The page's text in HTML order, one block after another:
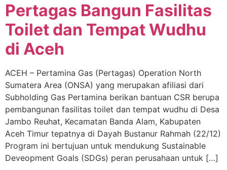
Pertagas Bangun Fasilitas
Toilet dan Tempat Wudhu
di Aceh
ACEH – Pertamina Gas (Pertagas) Operation North
Sumatera Area (ONSA) yang merupakan afiliasi dari
Subholding Gas Pertamina berikan bantuan CSR berupa
pembangunan fasilitas toilet dan tempat wudhu di Desa
Jambo Reuhat, Kecamatan Banda Alam, Kabupaten
Aceh Timur tepatnya di Dayah Bustanur Rahmah (22/12)
Program ini bertujuan untuk mendukung Sustainable
Deveopment Goals (SDGs) peran perusahaan untuk […]